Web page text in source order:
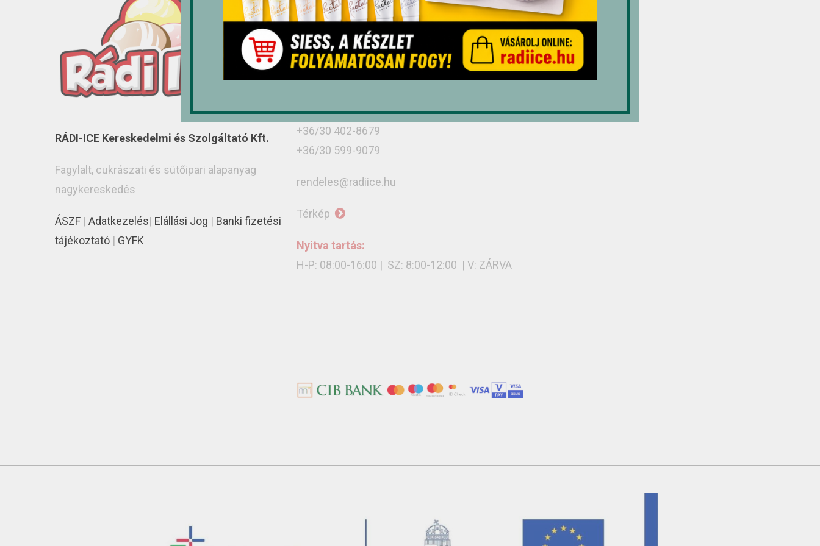
RÁDI-ICE Kereskedelmi és Szolgáltató Kft.
Fagylalt, cukrászati és sütőipari alapanyag
nagykereskedés
ÁSZF | Adatkezelés| Elállási Jog | Banki fizetési
tájékoztató | GYFK
Üzletünk
Debrecen, Monostorpályi út 9-11, 4030
+36/30 636-3775
+36/30 402-8679
+36/30 599-9079
rendeles@radiice.hu
Térkép
Nyitva tartás:
H-P: 08:00-16:00 | SZ: 8:00-12:00 | V: ZÁRVA